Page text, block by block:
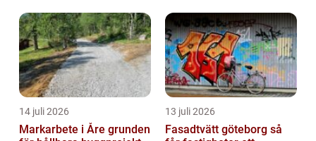
14 juli 2026
Markarbete i Åre grunden
13 juli 2026
Fasadtvätt göteborg så